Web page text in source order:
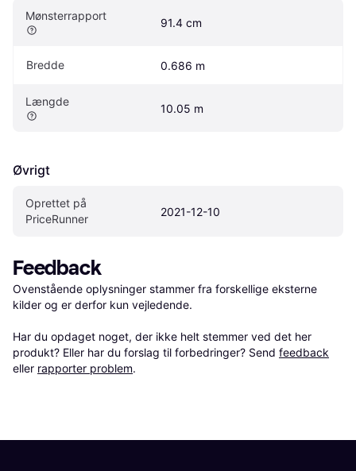
Mønsterrapport
91.4 cm
Bredde 0.686 m
Længde
10.05 m
Øvrigt
Oprettet på
PriceRunner
2021-12-10
Feedback
Ovenstående oplysninger stammer fra forskellige eksterne
kilder og er derfor kun vejledende.
Har du opdaget noget, der ikke helt stemmer ved det her
produkt? Eller har du forslag til forbedringer? Send feedback
eller rapporter problem.